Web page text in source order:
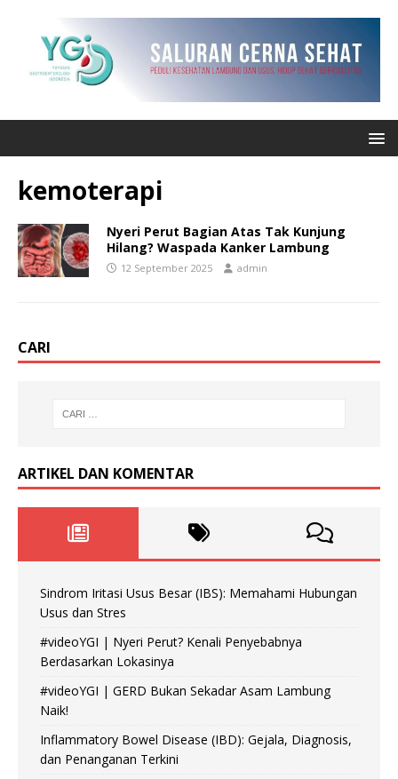
kemoterapi
Nyeri Perut Bagian Atas Tak Kunjung
Hilang? Waspada Kanker Lambung
12 September 2025 admin
CARI
ARTIKEL DAN KOMENTAR
Sindrom Iritasi Usus Besar (IBS): Memahami Hubungan
Usus dan Stres
#videoYGI | Nyeri Perut? Kenali Penyebabnya
Berdasarkan Lokasinya
#videoYGI | GERD Bukan Sekadar Asam Lambung
Naik!
Inflammatory Bowel Disease (IBD): Gejala, Diagnosis,
dan Penanganan Terkini